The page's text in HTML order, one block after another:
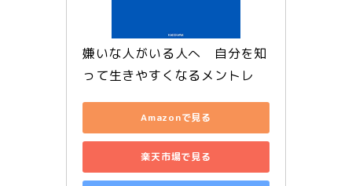
嫌いな人がいる人へ　自分を知
って生きやすくなるメントレ
Amazonで見る
楽天市場で見る